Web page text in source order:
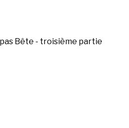
Bête - troisième partie